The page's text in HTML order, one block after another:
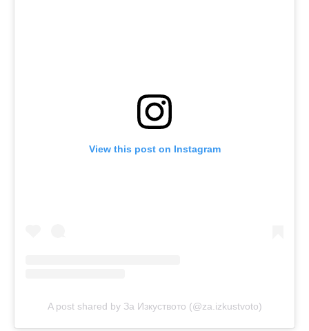
View this post on Instagram
A post shared by За Изкуството (@za.izkustvoto)